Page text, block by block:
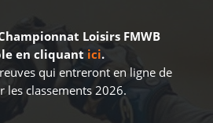
Loisirs FMWB
en cliquant ici.
qui entreront en ligne de
les classements 2026.